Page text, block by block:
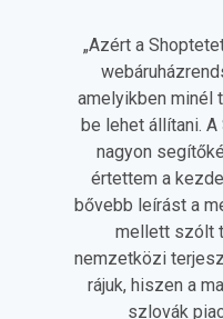
„Azért a
amelyikben minél
be lehet állítani.
nagyon
értettem a
bővebb leírást a
mellett szólt
nemzetközi
rájuk, hiszen a
szlovák